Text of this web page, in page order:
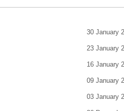
30 January
23 January
16 January
09 January
03 January